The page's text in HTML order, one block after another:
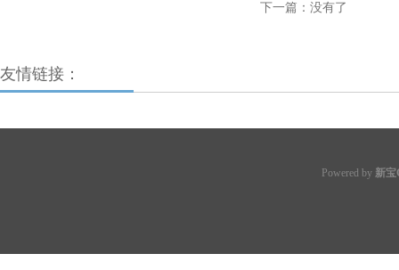
下一篇：没有了
友情链接：
Powered by 新宝